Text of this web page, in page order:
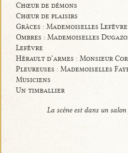
Chœur de démons
Chœur de plaisirs
Grâces : Mademoiselles Lefêvre
Ombres : Mademoiselles
Lefêvre
Hérault d’armes : Monsieur
Pleureuses : Mademoiselles
Musiciens
Un timballier
La scène est dans un